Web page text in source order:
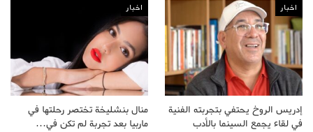
اخبار
إدريس الروخ يحتفي بتجربته الفنية
في لقاء يجمع السينما بالأدب
اخبار
منال بنشليخة تختصر رحلتها في
ماربيا بعد تجربة لم تكن في…